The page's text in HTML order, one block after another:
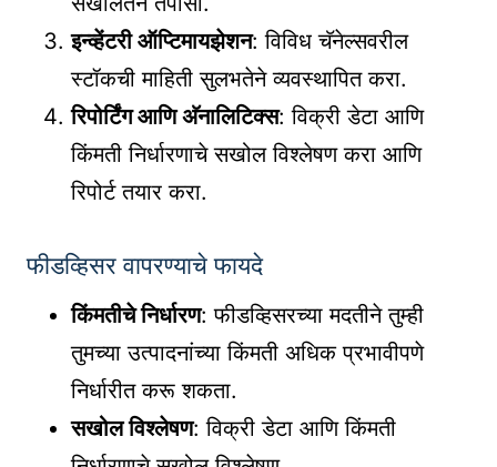
इन्व्हेंटरी ऑप्टिमायझेशन: विविध चॅनेल्सवरील
स्टॉकची माहिती सुलभतेने व्यवस्थापित करा.
रिपोर्टिंग आणि अ‍ॅनालिटिक्स: विक्री डेटा आणि
किंमती निर्धारणाचे सखोल विश्लेषण करा आणि
रिपोर्ट तयार करा.
फीडव्हिसर वापरण्याचे फायदे
किंमतीचे निर्धारण: फीडव्हिसरच्या मदतीने तुम्ही
तुमच्या उत्पादनांच्या किंमती अधिक प्रभावीपणे
निर्धारीत करू शकता.
सखोल विश्लेषण: विक्री डेटा आणि किंमती